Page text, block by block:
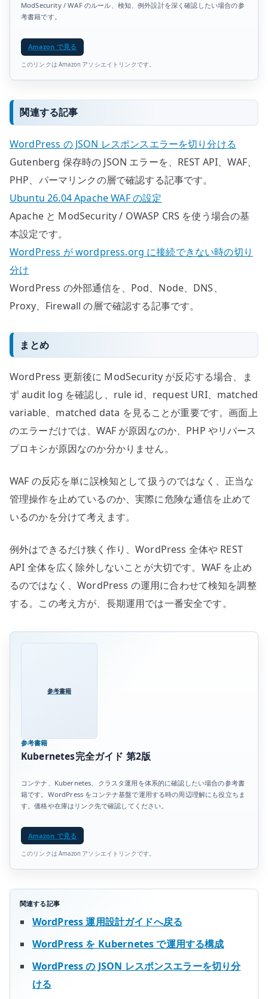
ModSecurity / WAF のルール、検知、例外設計を深く確認したい場合の参
考書籍です。
Amazon で見る
このリンクは Amazon アソシエイトリンクです。
関連する記事
WordPress の JSON レスポンスエラーを切り分ける
Gutenberg 保存時の JSON エラーを、REST API、WAF、
PHP、パーマリンクの層で確認する記事です。
Ubuntu 26.04 Apache WAF の設定
Apache と ModSecurity / OWASP CRS を使う場合の基
本設定です。
WordPress が wordpress.org に接続できない時の切り
分け
WordPress の外部通信を、Pod、Node、DNS、
Proxy、Firewall の層で確認する記事です。
まとめ
WordPress 更新後に ModSecurity が反応する場合、ま
ず audit log を確認し、rule id、request URI、matched
variable、matched data を見ることが重要です。画面上
のエラーだけでは、WAF が原因なのか、PHP やリバース
プロキシが原因なのか分かりません。
WAF の反応を単に誤検知として扱うのではなく、正当な
管理操作を止めているのか、実際に危険な通信を止めて
いるのかを分けて考えます。
例外はできるだけ狭く作り、WordPress 全体や REST
API 全体を広く除外しないことが大切です。WAF を止め
るのではなく、WordPress の運用に合わせて検知を調整
する。この考え方が、長期運用では一番安全です。
参考書籍
参考書籍
Kubernetes完全ガイド 第2版
コンテナ、Kubernetes、クラスタ運用を体系的に確認したい場合の参考書
籍です。WordPress をコンテナ基盤で運用する時の周辺理解にも役立ちま
す。価格や在庫はリンク先で確認してください。
Amazon で見る
このリンクは Amazon アソシエイトリンクです。
関連する記事
WordPress 運用設計ガイドへ戻る
WordPress を Kubernetes で運用する構成
WordPress の JSON レスポンスエラーを切り分
ける